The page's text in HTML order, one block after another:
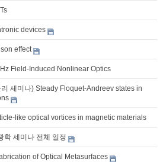
devices
effect
Field-Induced Nonlinear Optics
세미나) Steady Floquet-Andreev states in
like optical vortices in magnetic materials
학 세미나 전체 일정
of Optical Metasurfaces